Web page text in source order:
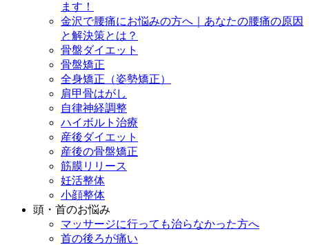
ます！
金沢で腰痛にお悩みの方へ｜あなたの腰痛の原因
と解決策とは？
骨盤ダイエット
骨盤矯正
全身矯正（姿勢矯正）
肩甲骨はがし
自律神経調整
ハイボルト治療
産後ダイエット
産後の骨盤矯正
筋膜リリース
妊活整体
小顔整体
頭・首のお悩み
マッサージに行っても治らなかった方へ
首の後ろが痛い